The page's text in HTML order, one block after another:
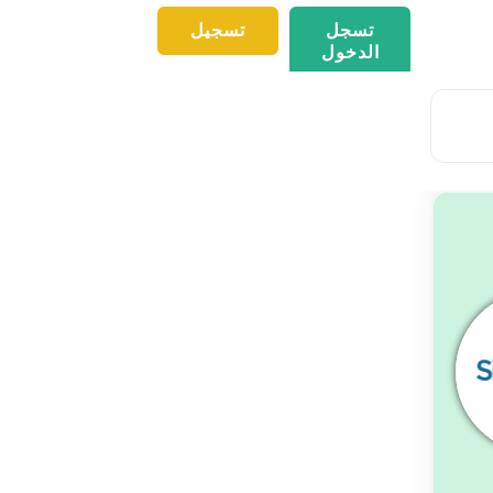
تسجيل
تسجل
الدخول